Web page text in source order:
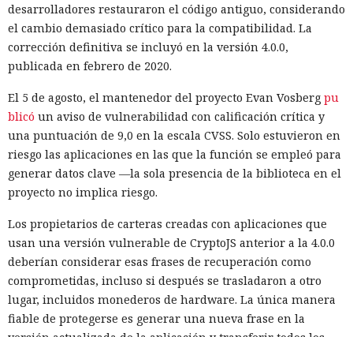
desarrolladores restauraron el código antiguo, considerando
el cambio demasiado crítico para la compatibilidad. La
corrección definitiva se incluyó en la versión 4.0.0,
publicada en febrero de 2020.
El 5 de agosto, el mantenedor del proyecto Evan Vosberg pu
blicó un aviso de vulnerabilidad con calificación crítica y
una puntuación de 9,0 en la escala CVSS. Solo estuvieron en
riesgo las aplicaciones en las que la función se empleó para
generar datos clave —la sola presencia de la biblioteca en el
proyecto no implica riesgo.
Los propietarios de carteras creadas con aplicaciones que
usan una versión vulnerable de CryptoJS anterior a la 4.0.0
deberían considerar esas frases de recuperación como
comprometidas, incluso si después se trasladaron a otro
lugar, incluidos monederos de hardware. La única manera
fiable de protegerse es generar una nueva frase en la